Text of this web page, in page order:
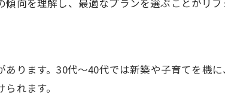
外構工事需要を左右する年代別の特徴
外構工事で叶える年齢層ごとの快適な暮ら
リフォーム業界が提案する外構工事の工夫
向を理解し、最適なプランを選ぶことがリフ
ります。30代〜40代では新築や子育てを機
れます。